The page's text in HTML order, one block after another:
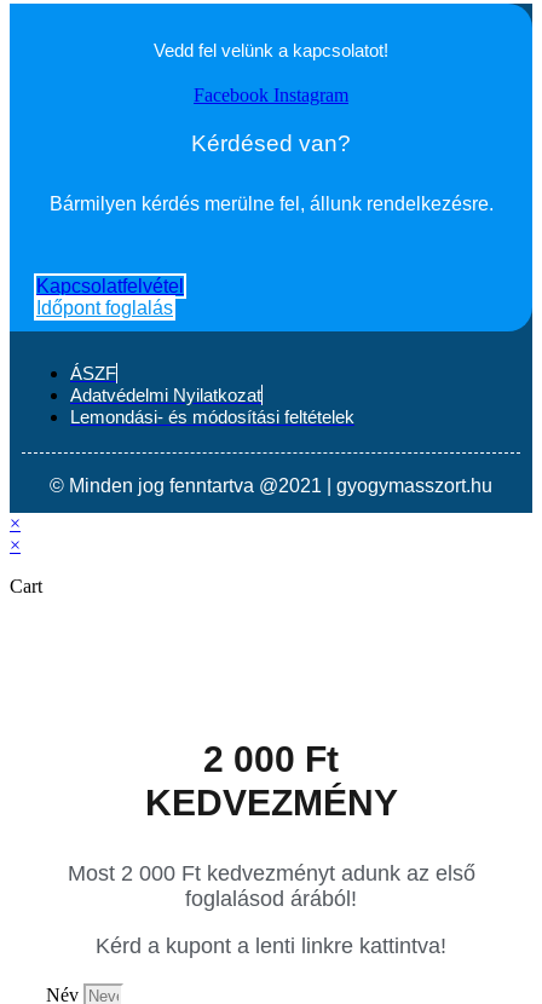
Vedd fel velünk a kapcsolatot!
Facebook Instagram
Kérdésed van?
Bármilyen kérdés merülne fel, állunk rendelkezésre.
Kapcsolatfelvétel
Időpont foglalás
ÁSZF
Adatvédelmi Nyilatkozat
Lemondási- és módosítási feltételek
© Minden jog fenntartva @2021 | gyogymasszort.hu
×
×
Cart
2 000 Ft
KEDVEZMÉNY
Most 2 000 Ft kedvezményt adunk az első
foglalásod árából!
Kérd a kupont a lenti linkre kattintva!
Név